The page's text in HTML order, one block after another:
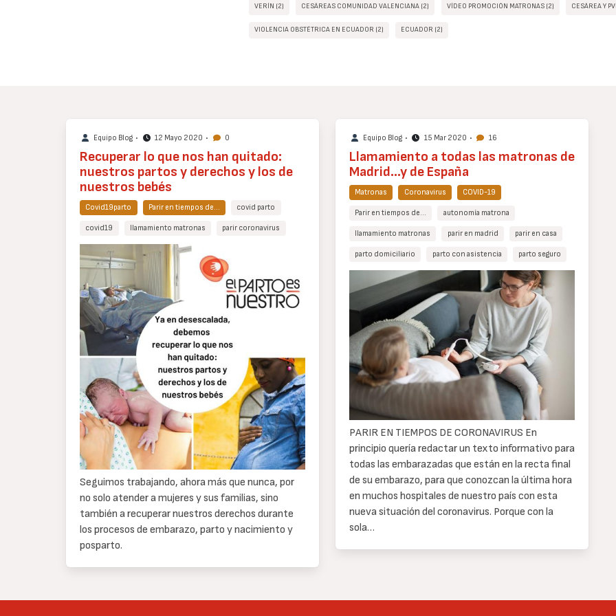
VERÍN (2) CESÁREAS COMUNIDAD VALENCIANA (2) VÍDEO PROMOCIÓN MATRONAS (2) CESÁREA Y
VIOLENCIA OBSTÉTRICA EN ECUADOR (2) ECUADOR (2)
Equipo Blog • 12 Mayo 2020 • 0
Recuperar lo que nos han quitado:
nuestros partos y derechos y los de
nuestros bebés
Covid19parto Parir en tiempos de… covid parto
covid19 llamamiento matronas parir coronavirus
Cuerpo
de
texto
Seguimos trabajando, ahora más que nunca, por
no solo atender a mujeres y sus familias, sino
también a recuperar nuestros derechos durante
los procesos de embarazo, parto y nacimiento y
posparto.
Equipo Blog• 15 Mar 2020 • 16
Llamamiento a todas las matronas de
Madrid...y de España
Matronas Coronavirus COVID-19
Parir en tiempos de… autonomía matrona
llamamiento matronas parir en madrid parir en casa
parto domiciliario parto con asistencia parto seguro
de
texto
PARIR EN TIEMPOS DE CORONAVIRUS En
principio quería redactar un texto informativo para
todas las embarazadas que están en la recta final
de su embarazo, para que conozcan la última hora
en muchos hospitales de nuestro país con esta
nueva situación del coronavirus. Porque con la
sola…